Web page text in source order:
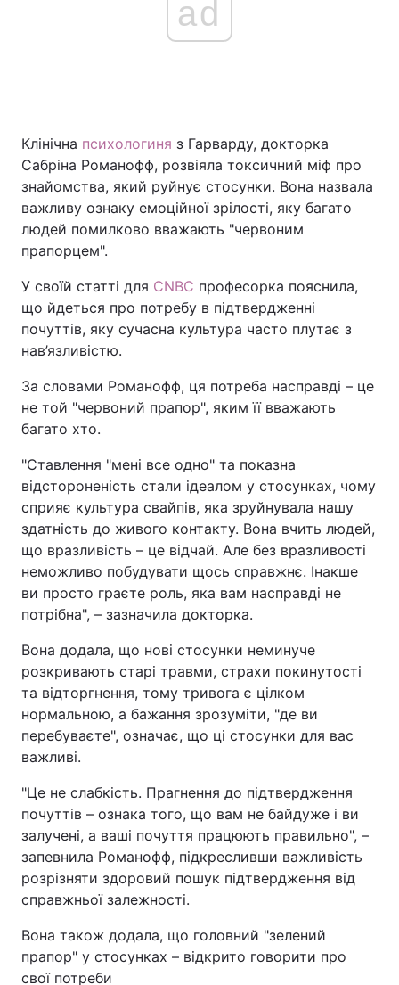
ad
Клінічна психологиня з Гарварду, докторка
Сабріна Романофф, розвіяла токсичний міф про
знайомства, який руйнує стосунки. Вона назвала
важливу ознаку емоційної зрілості, яку багато
людей помилково вважають "червоним
прапорцем".
У своїй статті для CNBC професорка пояснила,
що йдеться про потребу в підтвердженні
почуттів, яку сучасна культура часто плутає з
нав’язливістю.
За словами Романофф, ця потреба насправді – це
не той "червоний прапор", яким її вважають
багато хто.
"Ставлення "мені все одно" та показна
відстороненість стали ідеалом у стосунках, чому
сприяє культура свайпів, яка зруйнувала нашу
здатність до живого контакту. Вона вчить людей,
що вразливість – це відчай. Але без вразливості
неможливо побудувати щось справжнє. Інакше
ви просто граєте роль, яка вам насправді не
потрібна", – зазначила докторка.
Вона додала, що нові стосунки неминуче
розкривають старі травми, страхи покинутості
та відторгнення, тому тривога є цілком
нормальною, а бажання зрозуміти, "де ви
перебуваєте", означає, що ці стосунки для вас
важливі.
"Це не слабкість. Прагнення до підтвердження
почуттів – ознака того, що вам не байдуже і ви
залучені, а ваші почуття працюють правильно", –
запевнила Романофф, підкресливши важливість
розрізняти здоровий пошук підтвердження від
справжньої залежності.
Вона також додала, що головний "зелений
прапор" у стосунках – відкрито говорити про
свої потреби